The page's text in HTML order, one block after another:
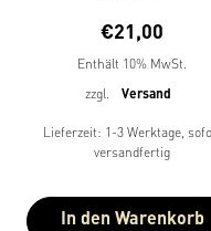
€21,00
Enthält 10% MwSt.
zzgl.
Versand
Lieferzeit: 1-3 Werktage,
versandfertig
In den Warenkorb